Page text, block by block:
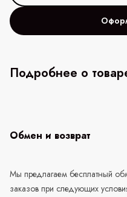
Подробнее о
Обмен и возврат
Мы предлагаем бесплатный
заказов при следующих